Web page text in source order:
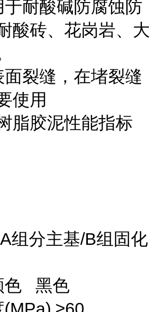
耐酸碱防腐蚀防
酸砖、花岗岩、大
裂缝，在堵裂缝
使用
脂胶泥性能指标
组分主基/B组固化
色 黑色